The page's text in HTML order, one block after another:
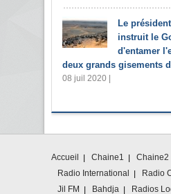
Le
instruit le
d'entamer
deux grands gisements
08 juil 2020 |
Accueil Chaine1 Chaine2
Radio International
Radio
Jil FM
Bahdja Radios